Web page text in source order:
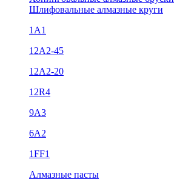
Шлифовальные алмазные круги
1А1
12A2-45
12А2-20
12R4
9А3
6А2
1FF1
Алмазные пасты